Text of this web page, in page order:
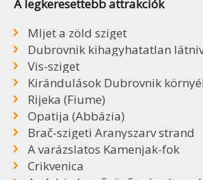
A legkeresettebb attrakciók
Mljet a zöld sziget
Dubrovnik kihagyhatatlan
Vis-sziget
Kirándulások Dubrovnik
Rijeka (Fiume)
Opatija (Abbázia)
Brač-szigeti Aranyszarv strand
A varázslatos Kamenjak-fok
Crikvenica